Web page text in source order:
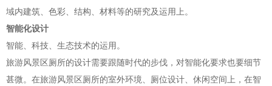
域内建筑、色彩、结构、材料等的研究及运用上。
智能化设计
智能、科技、生态技术的运用。
旅游风景区厕所的设计需要跟随时代的步伐，对智能化要求也要细节
甚微。在旅游风景区厕所的室外环境、厕位设计、休闲空间上，在智